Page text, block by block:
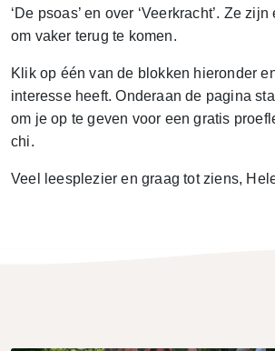
‘De psoas’ en over ‘Veerkracht’. Ze
om vaker terug te komen.
Klik op één van de blokken hieronder
interesse heeft. Onderaan de pagina
om je op te geven voor een gratis
chi.
Veel leesplezier en graag tot ziens,